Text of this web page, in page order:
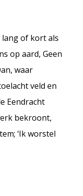
of kort als
op aard, Geen
waar
veld en
Eendracht
bekroont,
‘Ik worstel